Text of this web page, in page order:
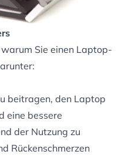
Sie einen Laptop-
beitragen, den Laptop
eine bessere
der Nutzung zu
Rückenschmerzen